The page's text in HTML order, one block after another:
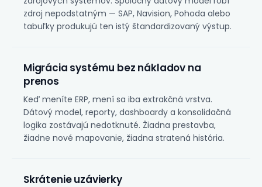
zdroj nepodstatným — SAP, Navision, Pohoda alebo
tabuľky produkujú ten istý štandardizovaný výstup.
Migrácia systému bez nákladov na
prenos
Keď meníte ERP, mení sa iba extrakčná vrstva.
Dátový model, reporty, dashboardy a konsolidačná
logika zostávajú nedotknuté. Žiadna prestavba,
žiadne nové mapovanie, žiadna stratená história.
Skrátenie uzávierky